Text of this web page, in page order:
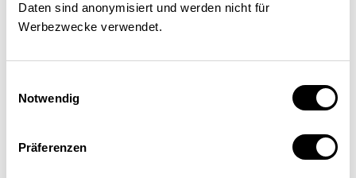
Daten sind anonymisiert und werden nicht für
Werbezwecke verwendet.
Notwendig
Präferenzen
Sandra Balmer
Ökonomin, Abteilung Ausgabenpolitik,